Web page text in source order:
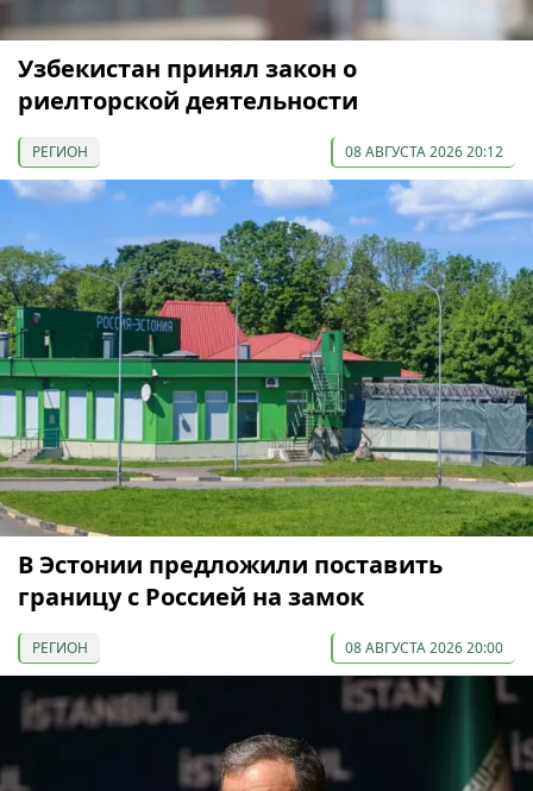
Узбекистан принял закон о
риелторской деятельности
РЕГИОН 08 АВГУСТА 2026 20:12
В Эстонии предложили поставить
границу с Россией на замок
РЕГИОН 08 АВГУСТА 2026 20:00